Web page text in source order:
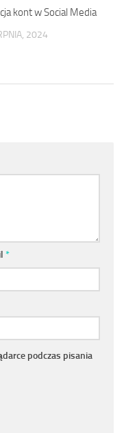
kont w Social Media
2024
*
podczas pisania